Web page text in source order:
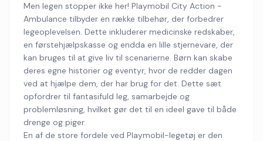
Men legen stopper ikke her! Playmobil City Action -
Ambulance tilbyder en række tilbehør, der forbedrer
legeoplevelsen. Dette inkluderer medicinske redskaber,
en førstehjælpskasse og endda en lille stjernevare, der
kan bruges til at give liv til scenarierne. Børn kan skabe
deres egne historier og eventyr, hvor de redder dagen
ved at hjælpe dem, der har brug for det. Dette sæt
opfordrer til fantasifuld leg, samarbejde og
problemløsning, hvilket gør det til en ideel gave til både
drenge og piger.
En af de store fordele ved Playmobil-legetøj er den